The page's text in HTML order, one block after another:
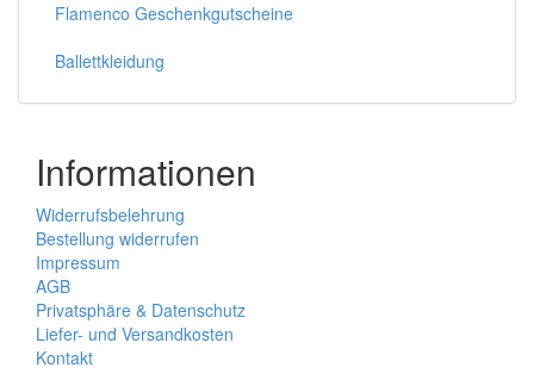
Flamenco Geschenkgutscheine
Ballettkleidung
Informationen
Widerrufsbelehrung
Bestellung widerrufen
Impressum
AGB
Privatsphäre & Datenschutz
Liefer- und Versandkosten
Kontakt